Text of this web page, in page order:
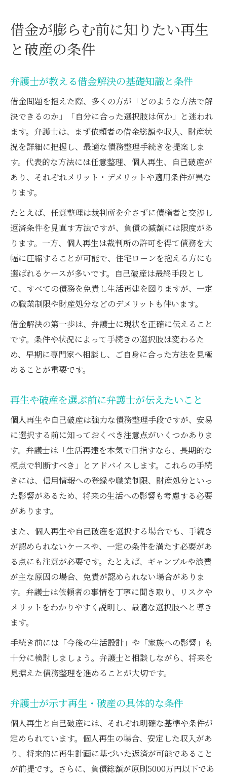
借金が膨らむ前に知りたい再生
と破産の条件
弁護士が教える借金解決の基礎知識と条件
借金問題を抱えた際、多くの方が「どのような方法で解
決できるのか」「自分に合った選択肢は何か」と迷われ
ます。弁護士は、まず依頼者の借金総額や収入、財産状
況を詳細に把握し、最適な債務整理手続きを提案しま
す。代表的な方法には任意整理、個人再生、自己破産が
あり、それぞれメリット・デメリットや適用条件が異な
ります。
たとえば、任意整理は裁判所を介さずに債権者と交渉し
返済条件を見直す方法ですが、負債の減額には限度があ
ります。一方、個人再生は裁判所の許可を得て債務を大
幅に圧縮することが可能で、住宅ローンを抱える方にも
選ばれるケースが多いです。自己破産は最終手段とし
て、すべての債務を免責し生活再建を図りますが、一定
の職業制限や財産処分などのデメリットも伴います。
借金解決の第一歩は、弁護士に現状を正確に伝えること
です。条件や状況によって手続きの選択肢は変わるた
め、早期に専門家へ相談し、ご自身に合った方法を見極
めることが重要です。
再生や破産を選ぶ前に弁護士が伝えたいこと
個人再生や自己破産は強力な債務整理手段ですが、安易
に選択する前に知っておくべき注意点がいくつかありま
す。弁護士は「生活再建を本気で目指すなら、長期的な
視点で判断すべき」とアドバイスします。これらの手続
きには、信用情報への登録や職業制限、財産処分といっ
た影響があるため、将来の生活への影響も考慮する必要
があります。
また、個人再生や自己破産を選択する場合でも、手続き
が認められないケースや、一定の条件を満たす必要があ
る点にも注意が必要です。たとえば、ギャンブルや浪費
が主な原因の場合、免責が認められない場合がありま
す。弁護士は依頼者の事情を丁寧に聞き取り、リスクや
メリットをわかりやすく説明し、最適な選択肢へと導き
ます。
手続き前には「今後の生活設計」や「家族への影響」も
十分に検討しましょう。弁護士と相談しながら、将来を
見据えた債務整理を進めることが大切です。
弁護士が示す再生・破産の具体的な条件
個人再生と自己破産には、それぞれ明確な基準や条件が
定められています。個人再生の場合、安定した収入があ
り、将来的に再生計画に基づいた返済が可能であること
が前提です。さらに、負債総額が原則5000万円以下であ